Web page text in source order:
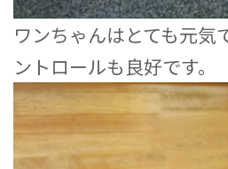
ワンちゃんはとても元気
ントロールも良好です。